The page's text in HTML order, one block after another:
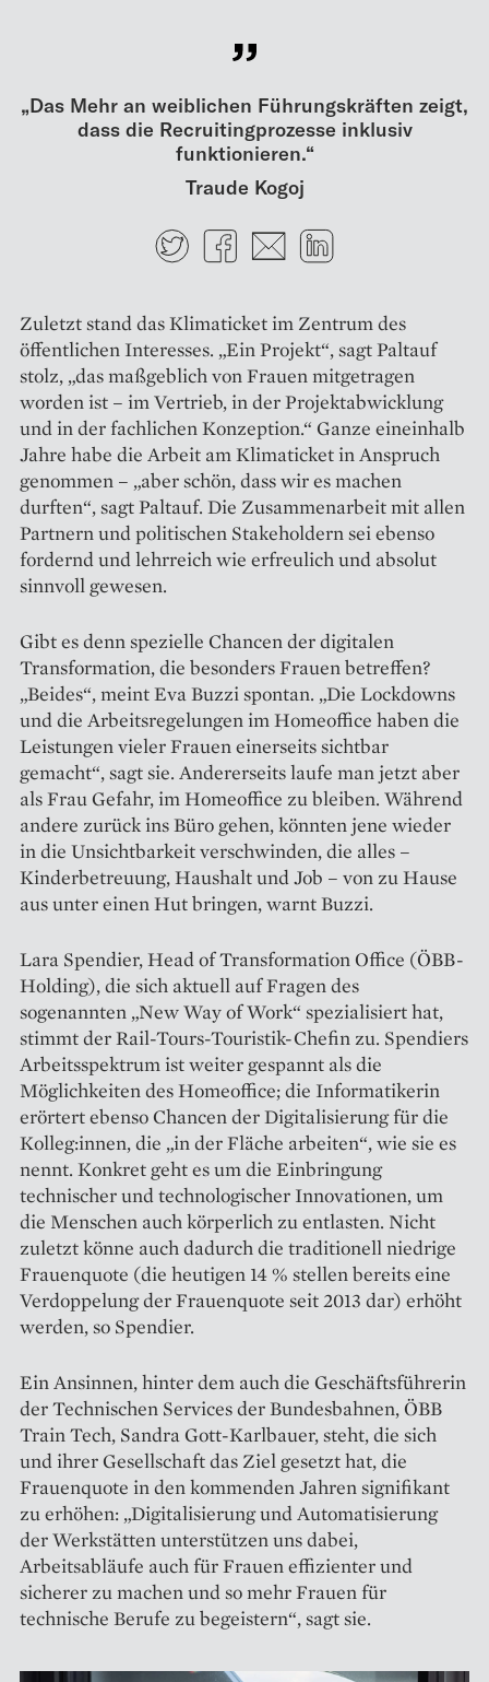
„Das Mehr an weiblichen Führungs­kräften zeigt,
dass die Recruitingprozesse inklusiv
funktionieren.“
Traude Kogoj
TwitterFacebook
E-mail
Zuletzt stand das Klimaticket im Zentrum des
öffentlichen Interesses. „Ein Projekt“, sagt Paltauf
stolz, „das maßgeblich von Frauen mitgetragen
worden ist – im Vertrieb, in der Projektabwicklung
und in der fachlichen Konzeption.“ Ganze eineinhalb
Jahre habe die Arbeit am Klimaticket in Anspruch
genommen – „aber schön, dass wir es machen
durften“, sagt Paltauf. Die Zusammenarbeit mit allen
Partnern und politischen Stake­holdern sei ebenso
fordernd und lehrreich wie erfreulich und absolut
sinnvoll gewesen.
Gibt es denn spezielle Chancen der digitalen
Transformation, die besonders Frauen betreffen?
„Beides“, meint Eva Buzzi spontan. „Die Lockdowns
und die Arbeits­regelungen im Homeoffice haben die
Leistungen vieler Frauen einerseits sichtbar
gemacht“, sagt sie. Andererseits laufe man jetzt aber
als Frau Gefahr, im Homeoffice zu bleiben. Während
andere zurück ins Büro gehen, könnten jene wieder
in die Unsichtbarkeit verschwinden, die alles –
Kinder­betreuung, Haushalt und Job – von zu Hause
aus unter einen Hut bringen, warnt Buzzi.
Lara Spendier, Head of Transformation Office (ÖBB-
Holding), die sich aktuell auf Fragen des
sogenannten „New Way of Work“ spezialisiert hat,
stimmt der Rail-Tours-Touristik-Chefin zu. Spendiers
Arbeitsspektrum ist weiter gespannt als die
Möglichkeiten des Homeoffice; die Informatikerin
erörtert ebenso Chancen der Digitalisierung für die
Kolleg:innen, die „in der Fläche arbeiten“, wie sie es
nennt. Konkret geht es um die Einbringung
technischer und techno­logischer Innovationen, um
die Menschen auch körperlich zu entlasten. Nicht
zuletzt könne auch dadurch die traditionell niedrige
Frauenquote (die heutigen 14 % stellen bereits eine
Verdoppelung der Frauenquote seit 2013 dar) erhöht
werden, so Spendier.
Ein Ansinnen, hinter dem auch die Geschäftsführerin
der Technischen Services der Bundesbahnen, ÖBB
Train Tech, Sandra Gott-Karlbauer, steht, die sich
und ihrer Gesellschaft das Ziel gesetzt hat, die
Frauenquote in den kommenden Jahren signifikant
zu erhöhen: „Digitalisierung und Automatisierung
der Werkstätten unterstützen uns dabei,
Arbeitsabläufe auch für Frauen effi­zienter und
sicherer zu machen und so mehr Frauen für
technische Berufe zu begeistern“, sagt sie.